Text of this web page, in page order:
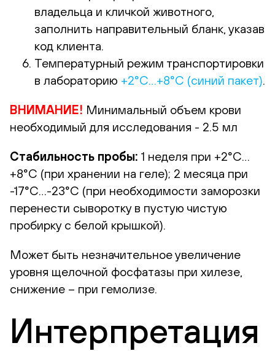
владельца и кличкой животного,
заполнить направительный бланк, указав
код клиента.
Температурный режим транспортировки
в лабораторию +2°С…+8°С (синий пакет).
ВНИМАНИЕ! Минимальный объем крови
необходимый для исследования - 2.5 мл
Стабильность пробы: 1 неделя при +2°С…
+8°С (при хранении на геле); 2 месяца при
-17°С…-23°С (при необходимости заморозки
перенести сыворотку в пустую чистую
пробирку с белой крышкой).
Может быть незначительное увеличение
уровня щелочной фосфатазы при хилезе,
снижение – при гемолизе.
Интерпретация